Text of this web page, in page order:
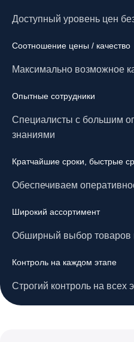
Доступный уровень цен
Соотношение цены / качество
Максимально возможное
Опытные сотрудники
Специалисты с большим
знаниями
Кратчайшие сроки, быстрые
Обеспечиваем
Широкий ассортимент
Обширный выбор товаров
Контроль на каждом этапе
Строгий контроль на всех